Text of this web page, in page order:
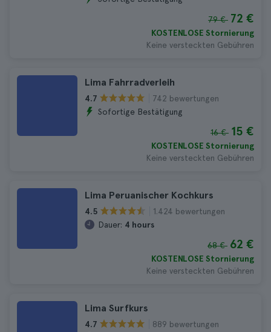
79 € 72 €
KOSTENLOSE Stornierung
Keine versteckten Gebühren
Lima Fahrradverleih
4.7
742 bewertungen
Sofortige Bestätigung
16 € 15 €
KOSTENLOSE Stornierung
Keine versteckten Gebühren
Lima Peruanischer Kochkurs
4.5
1.424 bewertungen
Dauer: 4 hours
68 € 62 €
KOSTENLOSE Stornierung
Keine versteckten Gebühren
Lima Surfkurs
4.7
889 bewertungen